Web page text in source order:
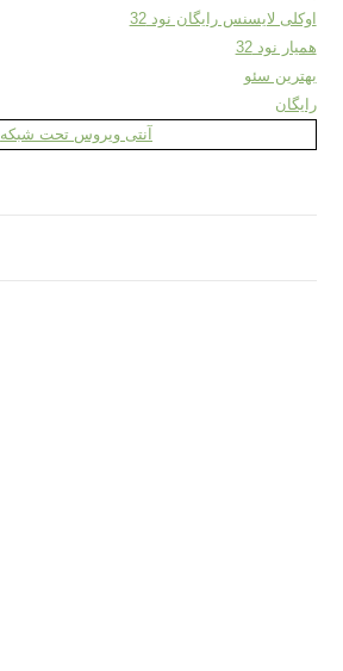
اوکلی لایسنس رایگان نود 32
همیار نود 32
بهترین سئو
رایگان
آنتی ویروس تحت شبکه